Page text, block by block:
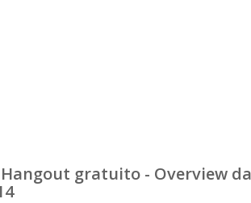
gratuito - Overview